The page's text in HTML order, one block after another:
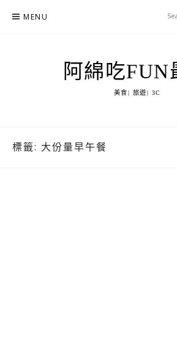
MENU
阿綿吃FUN
美食| 旅遊| 3C
標籤: 大份量早午餐